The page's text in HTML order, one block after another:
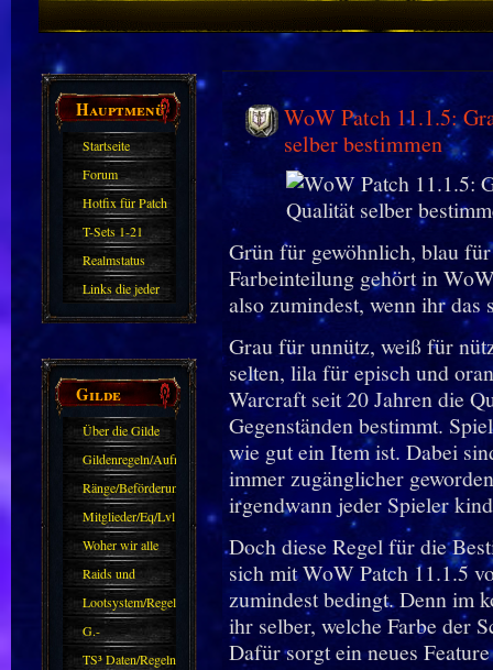
Hauptmenü
Startseite
Forum
Hotfix für Patch
11.X
T-Sets 1-21
Realmstatus
Links die jeder
kennen sollte?!
Gilde
Über die Gilde
(DAW)
Gildenregeln/Aufnahme
Ränge/Beförderungen
Mitglieder/Eq/Lvl
Woher wir alle
kommen.
Raids und
Zubehör
Lootsystem/Regeln
G.-
Sparkasse/Goldleihen
TS³ Daten/Regeln
WoW Patch 11.1.5:
selber bestimmen
Grün für gewöhnlich, blau
Farbeinteilung gehört in
also zumindest, wenn ihr das
Grau für unnütz, weiß für
selten, lila für episch und
Warcraft seit 20 Jahren die
Gegenständen bestimmt.
wie gut ein Item ist. Dabei
immer zugänglicher
irgendwann jeder Spieler
Doch diese Regel für die
sich mit WoW Patch 11.1.5
zumindest bedingt. Denn im
ihr selber, welche Farbe der
Dafür sorgt ein neues